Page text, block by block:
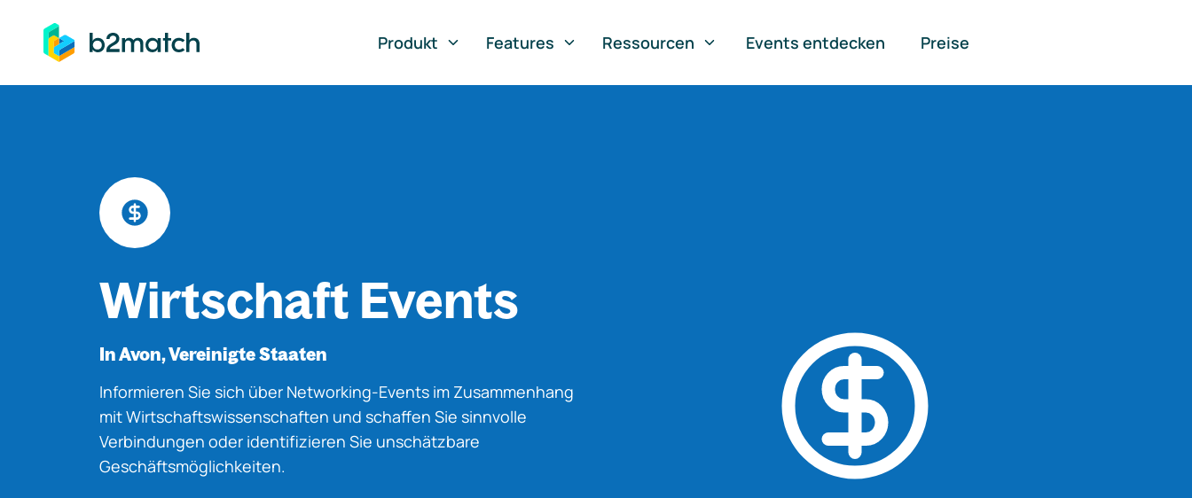
springen
Produkt
Features Ressourcen Events entdecken Preise
Wirtschaft Events
In Avon, Vereinigte Staaten
Informieren Sie sich über Networking-Events im Zusammenhang
mit Wirtschaftswissenschaften und schaffen Sie sinnvolle
Verbindungen oder identifizieren Sie unschätzbare
Geschäftsmöglichkeiten.